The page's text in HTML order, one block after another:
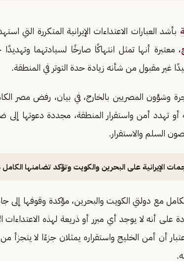
بأشد العبارات الاعتداءات الإيرانية المتكررة التي
، معتبرة أنها تمثل انتهاكًا صارخًا لسيادتهما
غير مقبول من شأنه زيادة حدة التوتر في المنطقة.
وشؤون المصريين بالخارج، في بيان، رفض مصر
أو تهدد أمن واستقرار المنطقة، مجددة دعوتها
السلم والاستقرار.
الإيرانية على البحرين والكويت وتؤكد تضامنها
مع دولتي الكويت والبحرين، مؤكدة وقوفها إلى
على أنه لا يوجد أي مبرر أو ذريعة لهذه الاعتداءات
أن أمن الخليج واستقراره يمثلان جزءًا لا يتجزأ